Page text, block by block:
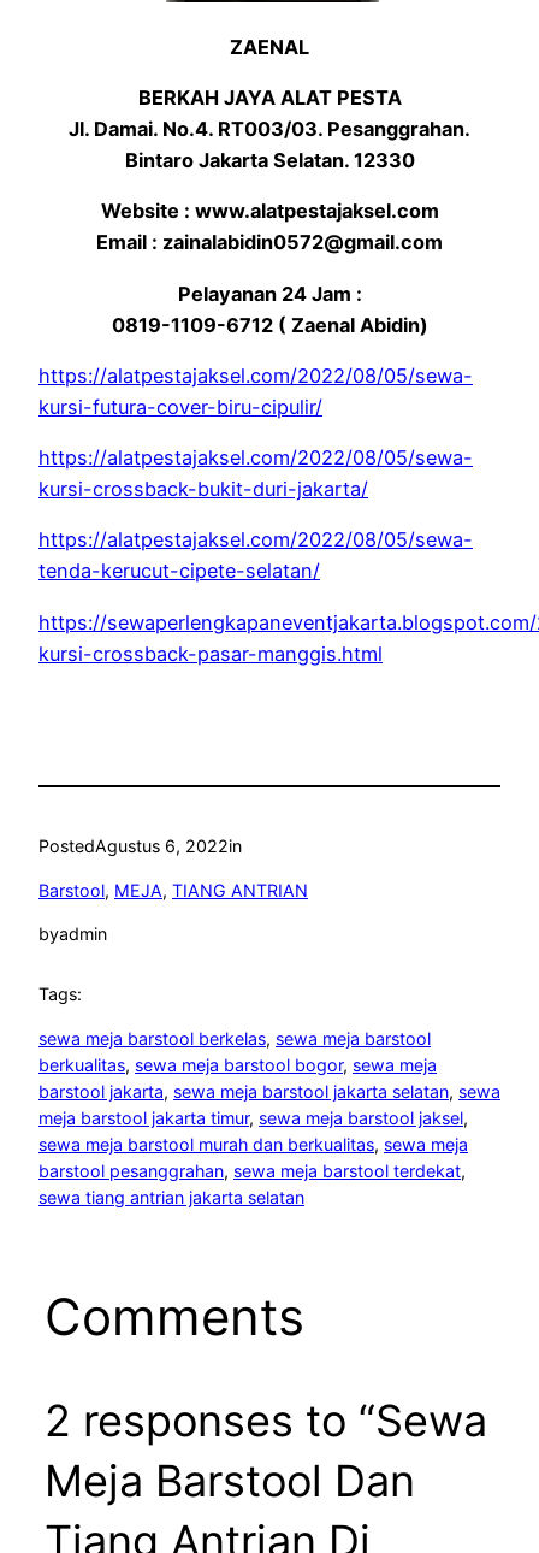
ZAENAL
BERKAH JAYA ALAT PESTA
Jl. Damai. No.4. RT003/03. Pesanggrahan.
Bintaro Jakarta Selatan. 12330
Website : www.alatpestajaksel.com
Email : zainalabidin0572@gmail.com
Pelayanan 24 Jam :
0819-1109-6712 ( Zaenal Abidin)
https://alatpestajaksel.com/2022/08/05/sewa-
kursi-futura-cover-biru-cipulir/
https://alatpestajaksel.com/2022/08/05/sewa-
kursi-crossback-bukit-duri-jakarta/
https://alatpestajaksel.com/2022/08/05/sewa-
tenda-kerucut-cipete-selatan/
https://
kursi-crossback-pasar-manggis.html
PostedAgustus 6, 2022in
Barstool, MEJA, TIANG ANTRIAN
byadmin
Tags:
sewa meja barstool berkelas, sewa meja barstool
berkualitas, sewa meja barstool bogor, sewa meja
barstool jakarta, sewa meja barstool jakarta selatan, sewa
meja barstool jakarta timur, sewa meja barstool jaksel
sewa meja barstool murah dan berkualitas, sewa meja
barstool pesanggrahan, sewa meja barstool terdekat
sewa tiang antrian jakarta selatan
Comments
2 responses to “Sewa
Meja Barstool Dan
Tiang Antrian Di